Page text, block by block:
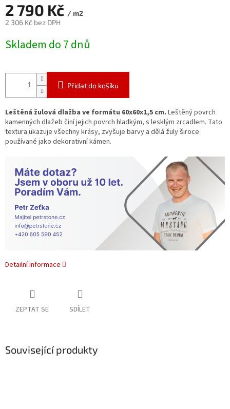
2 790 Kč / m2
2 306 Kč bez DPH
cena:
Skladem do 7 dnů
Přidat do košíku
Leštěná žulová dlažba ve formátu 60x60x1,5 cm. Leštěný povrch
kamenných dlažeb činí jejich povrch hladkým, s lesklým zrcadlem. Tato
textura ukazuje všechny krásy, zvyšuje barvy a dělá žuly široce
používané jako dekorativní kámen.
Detailní informace
ZEPTAT SE SDÍLET
Související produkty